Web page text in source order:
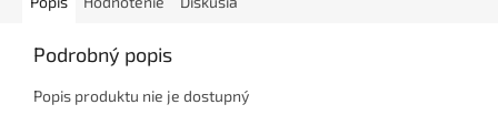
Podrobný popis
Popis produktu nie je dostupný